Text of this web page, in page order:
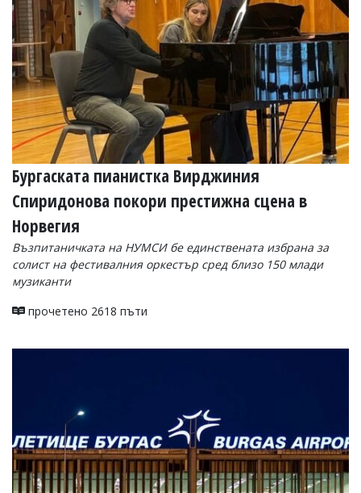
Бургаската пианистка Вирджиния
Спиридонова покори престижна сцена в
Норвегия
Възпитаничката на НУМСИ бе единствената избрана за
солист на фестивалния оркестър сред близо 150 млади
музиканти
прочетено 2618 пъти